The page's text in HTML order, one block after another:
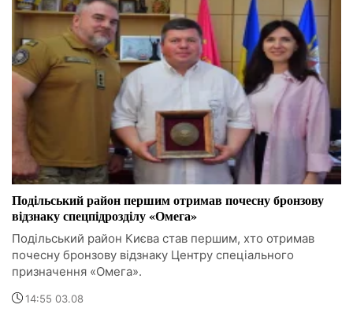
Подільський район першим отримав почесну бронзову
відзнаку спецпідрозділу «Омега»
Подільський район Києва став першим, хто отримав
почесну бронзову відзнаку Центру спеціального
призначення «Омега».
14:55 03.08